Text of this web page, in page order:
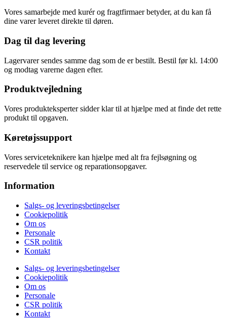
Vores samarbejde med kurér og fragtfirmaer betyder, at du kan få
dine varer leveret direkte til døren.
Dag til dag levering
Lagervarer sendes samme dag som de er bestilt. Bestil før kl. 14:00
og modtag varerne dagen efter.
Produktvejledning
Vores produkteksperter sidder klar til at hjælpe med at finde det rette
produkt til opgaven.
Køretøjssupport
Vores serviceteknikere kan hjælpe med alt fra fejlsøgning og
reservedele til service og reparationsopgaver.
Information
Salgs- og leveringsbetingelser
Cookiepolitik
Om os
Personale
CSR politik
Kontakt
Salgs- og leveringsbetingelser
Cookiepolitik
Om os
Personale
CSR politik
Kontakt